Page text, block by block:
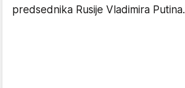
predsednika Rusije Vladimira Putina.